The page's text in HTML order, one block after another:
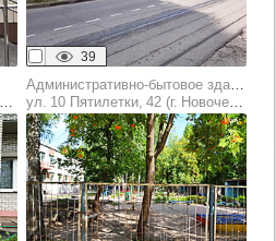
39
Административно-бытовое здание
ул. 10 Пятилетки, 42 (г. Новочебоксарск)